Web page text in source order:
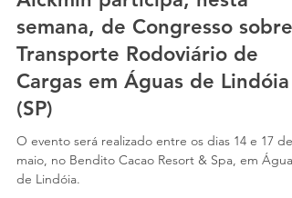
Vice-presidente Geraldo
Alckmin participa, nesta
semana, de Congresso sobre
Transporte Rodoviário de